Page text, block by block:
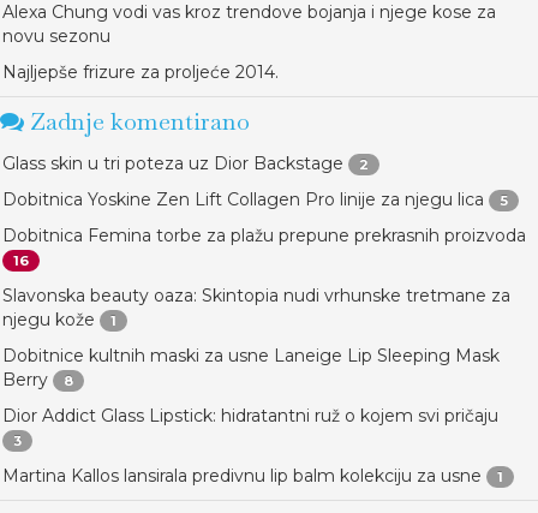
Alexa Chung vodi vas kroz trendove bojanja i njege kose za
novu sezonu
Najljepše frizure za proljeće 2014.
Zadnje komentirano
Glass skin u tri poteza uz Dior Backstage 2
Dobitnica Yoskine Zen Lift Collagen Pro linije za njegu lica 5
Dobitnica Femina torbe za plažu prepune prekrasnih proizvoda
16
Slavonska beauty oaza: Skintopia nudi vrhunske tretmane za
njegu kože
1
Dobitnice kultnih maski za usne Laneige Lip Sleeping Mask
Berry
8
Dior Addict Glass Lipstick: hidratantni ruž o kojem svi pričaju
3
Martina Kallos lansirala predivnu lip balm kolekciju za usne 1